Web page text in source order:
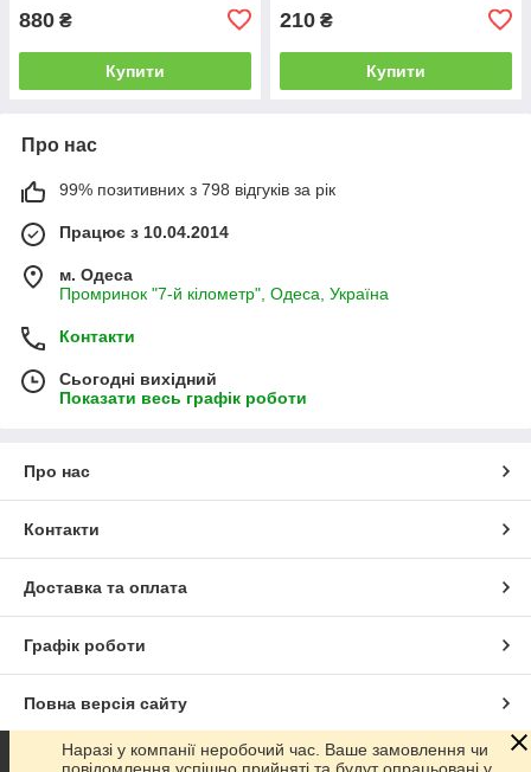
880 ₴
Купити
210 ₴
Купити
Про нас
99% позитивних з 798 відгуків за рік
Працює з 10.04.2014
м. Одеса
Промринок "7-й кілометр", Одеса, Україна
Контакти
Сьогодні вихідний
Показати весь графік роботи
Про нас
Контакти
Доставка та оплата
Графік роботи
Повна версія сайту
Сайт створено на маркетплейсі Prom.ua
Наразі у компанії неробочий час. Ваше замовлення чи